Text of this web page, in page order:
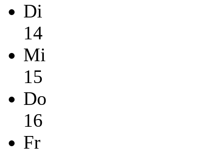
Di
14
Mi
15
Do
16
Fr